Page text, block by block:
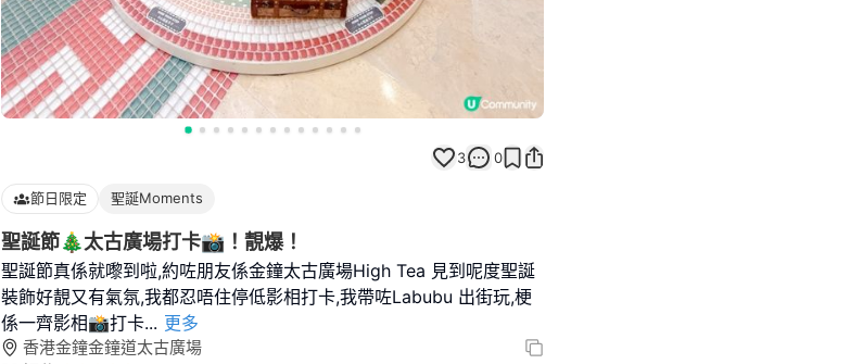
3 0
節日限定 聖誕Moments
聖誕節🎄太古廣場打卡📸！靚爆！
聖誕節真係就嚟到啦,約咗朋友係金鐘太古廣場High Tea 見到呢度聖誕
裝飾好靚又有氣氛,我都忍唔住停低影相打卡,我帶咗Labubu 出街玩,梗
係一齊影相📸打卡... 更多
香港金鐘金鐘道太古廣場